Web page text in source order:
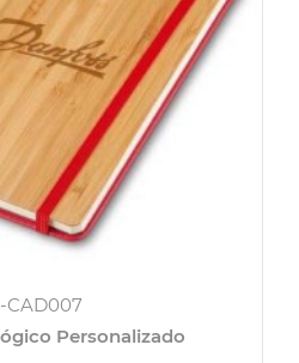
CAD007
Personalizado